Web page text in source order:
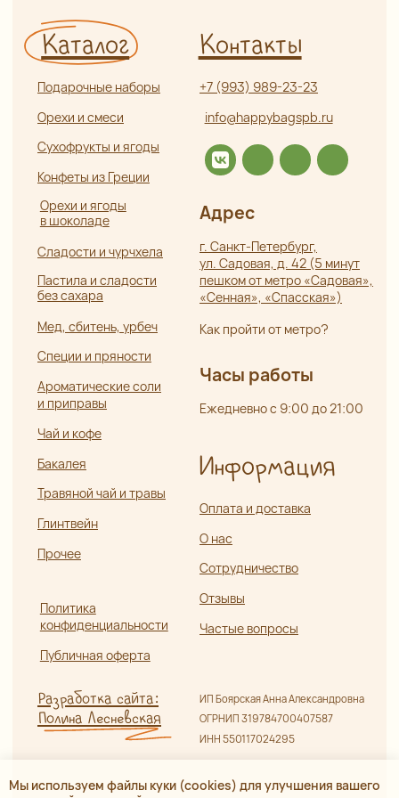
Разработка сайта:
Полина Лесневская
ИП Боярская Анна Александровна
ОГРНИП 319784700407587
Мы используем файлы куки (cookies) для улучшения вашего